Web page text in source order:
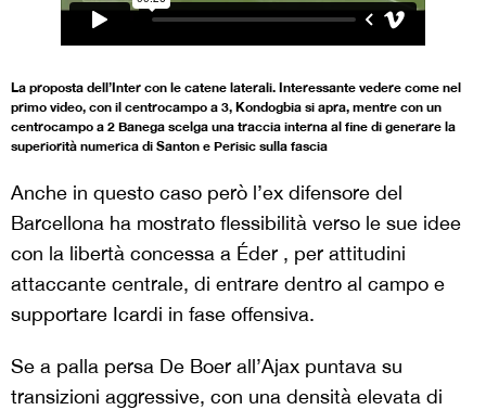
La proposta dell’Inter con le catene laterali. Interessante vedere come nel
primo video, con il centrocampo a 3, Kondogbia si apra, mentre con un
centrocampo a 2 Banega scelga una traccia interna al fine di generare la
superiorità numerica di Santon e Perisic sulla fascia
Anche in questo caso però l’ex difensore del
Barcellona ha mostrato flessibilità verso le sue idee
con la libertà concessa a Éder , per attitudini
attaccante centrale, di entrare dentro al campo e
supportare Icardi in fase offensiva.
Se a palla persa De Boer all’Ajax puntava su
transizioni aggressive, con una densità elevata di